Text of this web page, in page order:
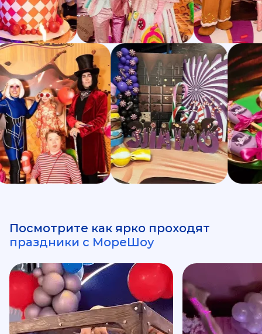
Посмотрите как ярко проходят
праздники с МореШоу